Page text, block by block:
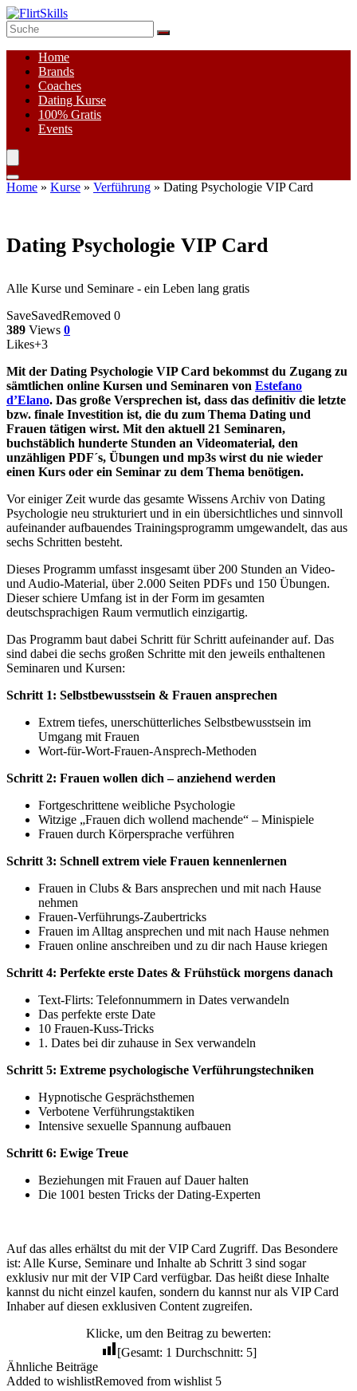
Home
Brands
Coaches
Dating Kurse
100% Gratis
Events
Home » Kurse » Verführung » Dating Psychologie VIP Card
Dating Psychologie VIP Card
Alle Kurse und Seminare - ein Leben lang gratis
SaveSavedRemoved 0
389 Views 0
Likes+3
Mit der Dating Psychologie VIP Card bekommst du Zugang zu
sämtlichen online Kursen und Seminaren von Estefano
d’Elano. Das große Versprechen ist, dass das definitiv die letzte
bzw. finale Investition ist, die du zum Thema Dating und
Frauen tätigen wirst. Mit den aktuell 21 Seminaren,
buchstäblich hunderte Stunden an Videomaterial, den
unzähligen PDF´s, Übungen und mp3s wirst du nie wieder
einen Kurs oder ein Seminar zu dem Thema benötigen.
Vor einiger Zeit wurde das gesamte Wissens Archiv von Dating
Psychologie neu strukturiert und in ein übersichtliches und sinnvoll
aufeinander aufbauendes Trainingsprogramm umgewandelt, das aus
sechs Schritten besteht.
Dieses Programm umfasst insgesamt über 200 Stunden an Video-
und Audio-Material, über 2.000 Seiten PDFs und 150 Übungen.
Dieser schiere Umfang ist in der Form im gesamten
deutschsprachigen Raum vermutlich einzigartig.
Das Programm baut dabei Schritt für Schritt aufeinander auf. Das
sind dabei die sechs großen Schritte mit den jeweils enthaltenen
Seminaren und Kursen:
Schritt 1: Selbstbewusstsein & Frauen ansprechen
Extrem tiefes, unerschütterliches Selbstbewusstsein im
Umgang mit Frauen
Wort-für-Wort-Frauen-Ansprech-Methoden
Schritt 2: Frauen wollen dich – anziehend werden
Fortgeschrittene weibliche Psychologie
Witzige „Frauen dich wollend machende“ – Minispiele
Frauen durch Körpersprache verführen
Schritt 3: Schnell extrem viele Frauen kennenlernen
Frauen in Clubs & Bars ansprechen und mit nach Hause
nehmen
Frauen-Verführungs-Zaubertricks
Frauen im Alltag ansprechen und mit nach Hause nehmen
Frauen online anschreiben und zu dir nach Hause kriegen
Schritt 4: Perfekte erste Dates & Frühstück morgens danach
Text-Flirts: Telefonnummern in Dates verwandeln
Das perfekte erste Date
10 Frauen-Kuss-Tricks
1. Dates bei dir zuhause in Sex verwandeln
Schritt 5: Extreme psychologische Verführungstechniken
Hypnotische Gesprächsthemen
Verbotene Verführungstaktiken
Intensive sexuelle Spannung aufbauen
Schritt 6: Ewige Treue
Beziehungen mit Frauen auf Dauer halten
Die 1001 besten Tricks der Dating-Experten
Auf das alles erhältst du mit der VIP Card Zugriff. Das Besondere
ist: Alle Kurse, Seminare und Inhalte ab Schritt 3 sind sogar
exklusiv nur mit der VIP Card verfügbar. Das heißt diese Inhalte
kannst du nicht einzel kaufen, sondern du kannst nur als VIP Card
Inhaber auf diesen exklusiven Content zugreifen.
Klicke, um den Beitrag zu bewerten:
[Gesamt: 1 Durchschnitt: 5]
Ähnliche Beiträge
Added to wishlistRemoved from wishlist 5